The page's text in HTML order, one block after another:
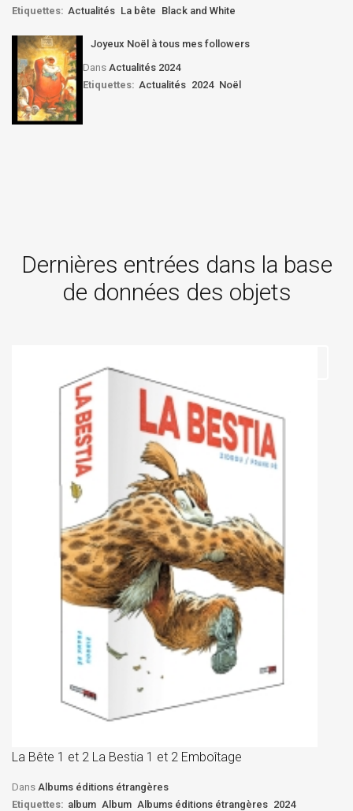
Etiquettes: Actualités La bête Black and White
Joyeux Noël à tous mes followers
Dans Actualités 2024
Etiquettes: Actualités 2024 Noël
Dernières entrées dans la base
de données des objets
La Bête 1 et 2 La Bestia 1 et 2 Emboîtage
Dans Albums éditions étrangères
Etiquettes: album Album Albums éditions étrangères 2024